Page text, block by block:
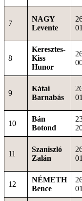
7
NAGY
Levente
8
Keresztes-
Kiss
Hunor
9
Kátai
Barnabás
10
Bán
Botond
11
Szaniszló
Zalán
12
NÉMETH
Bence